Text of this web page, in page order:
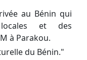
au Bénin qui
et des
à Parakou.
du Bénin."